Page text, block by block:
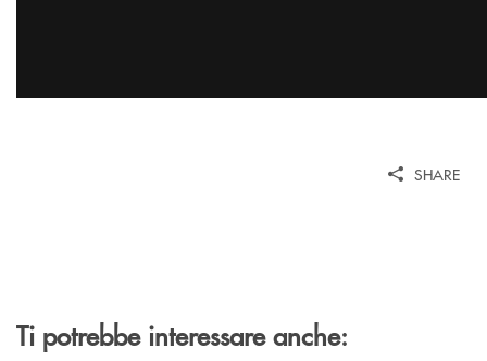
SHARE
Ti potrebbe interessare anche: